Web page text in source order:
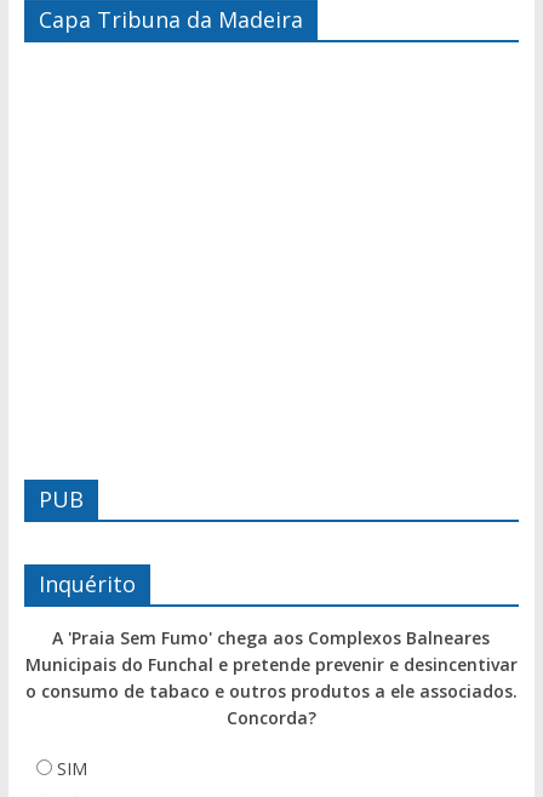
Capa Tribuna da Madeira
PUB
Inquérito
A 'Praia Sem Fumo' chega aos Complexos Balneares
Municipais do Funchal e pretende prevenir e desincentivar
o consumo de tabaco e outros produtos a ele associados.
Concorda?
SIM